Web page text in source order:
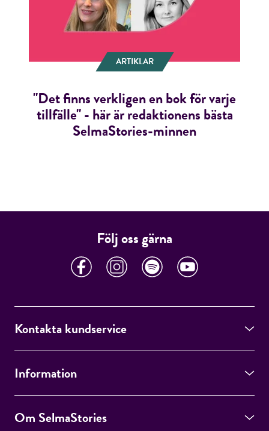
ARTIKLAR
"Det finns verkligen en bok för varje
tillfälle" - här är redaktionens bästa
SelmaStories-minnen
Följ oss gärna
Kontakta kundservice
Information
Om SelmaStories